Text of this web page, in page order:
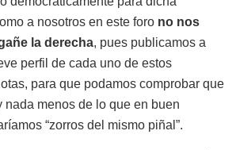
a nosotros en este foro no nos
la derecha, pues publicamos a
perfil de cada uno de estos
para que podamos comprobar que
nada menos de lo que en buen
“zorros del mismo piñal”.